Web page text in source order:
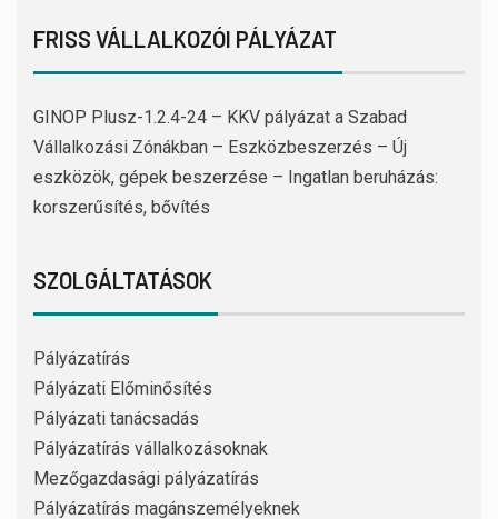
FRISS VÁLLALKOZÓI PÁLYÁZAT
GINOP Plusz-1.2.4-24 – KKV pályázat a Szabad
Vállalkozási Zónákban – Eszközbeszerzés – Új
eszközök, gépek beszerzése – Ingatlan beruházás:
korszerűsítés, bővítés
SZOLGÁLTATÁSOK
Pályázatírás
Pályázati Előminősítés
Pályázati tanácsadás
Pályázatírás vállalkozásoknak
Mezőgazdasági pályázatírás
Pályázatírás magánszemélyeknek